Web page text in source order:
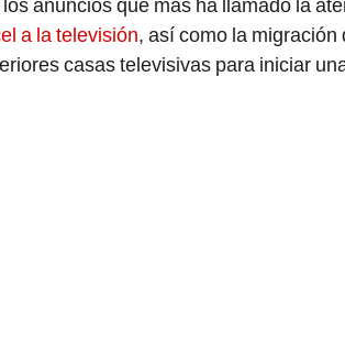
a la televisión, así como la migración
casas televisivas para iniciar